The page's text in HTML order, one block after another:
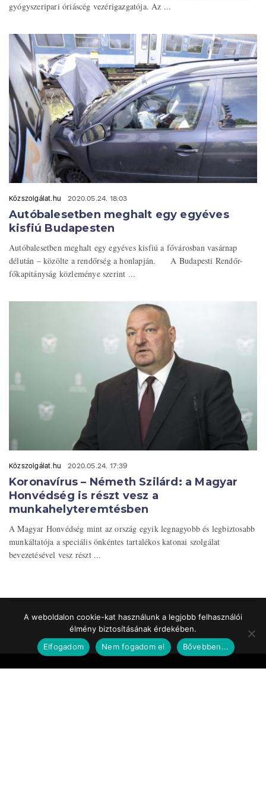
gyógyszeripari óriáscég vezérigazgatója. Az ...
Közszolgálat.hu 2020.05.24. 18:03
Autóbalesetben meghalt egy egyéves
kisfiú Budapesten
Autóbalesetben meghalt egy egyéves kisfiú a fővárosban vasárnap
délután – közölte a rendőrség a honlapján. A Budapesti Rendőr-
főkapitányság közleménye szerint ...
Közszolgálat.hu 2020.05.24. 17:39
Koronavírus – Németh Szilárd: a Magyar
Honvédség is részt vesz a
munkahelyteremtésben
A Magyar Honvédség mint az ország egyik legnagyobb és legbiztosabb
munkáltatója a speciális önkéntes tartalékos katonai szolgálat
bevezetésével vesz részt ...
A weboldalon cookie-kat használunk a legjobb felhasználói
élmény biztosításának érdekében.
Elfogadom
Nem fogadom el Bővebben...